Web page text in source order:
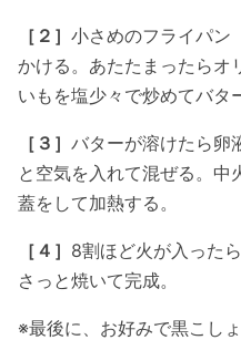
［２］ 小さめのフライパン
かける。あたたまったらオ
いもを塩少々で炒めてバタ
［３］ バターが溶けたら卵
と空気を入れて混ぜる。中
蓋をして加熱する。
［４］ 8割ほど火が入った
さっと焼いて完成。
※最後に、お好みで黒こし